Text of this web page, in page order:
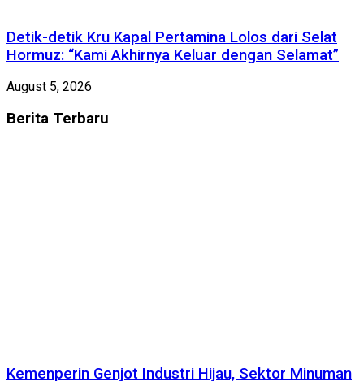
Detik-detik Kru Kapal Pertamina Lolos dari Selat
Hormuz: “Kami Akhirnya Keluar dengan Selamat”
August 5, 2026
Berita Terbaru
Kemenperin Genjot Industri Hijau, Sektor Minuman